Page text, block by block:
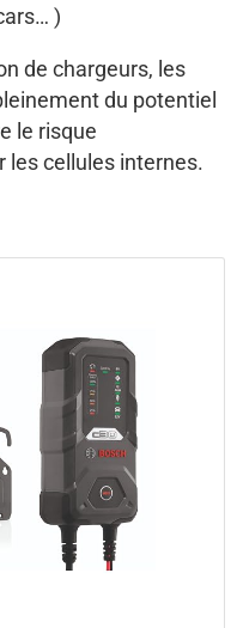
)
de chargeurs, les
du potentiel
le risque
les cellules internes.